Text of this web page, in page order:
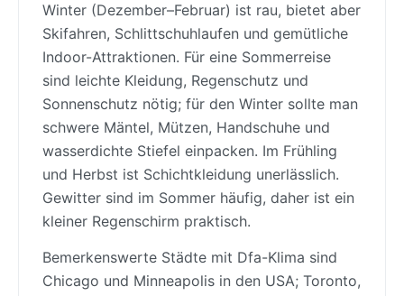
Winter (Dezember–Februar) ist rau, bietet aber
Skifahren, Schlittschuhlaufen und gemütliche
Indoor-Attraktionen. Für eine Sommerreise
sind leichte Kleidung, Regenschutz und
Sonnenschutz nötig; für den Winter sollte man
schwere Mäntel, Mützen, Handschuhe und
wasserdichte Stiefel einpacken. Im Frühling
und Herbst ist Schichtkleidung unerlässlich.
Gewitter sind im Sommer häufig, daher ist ein
kleiner Regenschirm praktisch.
Bemerkenswerte Städte mit Dfa-Klima sind
Chicago und Minneapolis in den USA; Toronto,